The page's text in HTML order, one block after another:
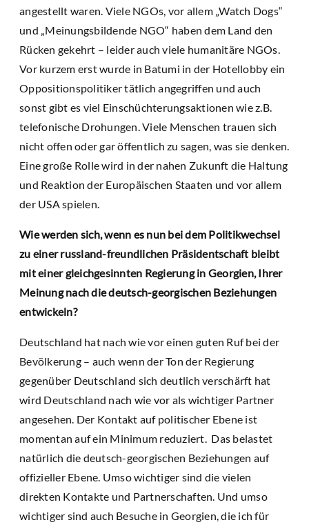
angestellt waren. Viele NGOs, vor allem „Watch Dogs“
und „Meinungsbildende NGO“ haben dem Land den
Rücken gekehrt – leider auch viele humanitäre NGOs.
Vor kurzem erst wurde in Batumi in der Hotellobby ein
Oppositionspolitiker tätlich angegriffen und auch
sonst gibt es viel Einschüchterungsaktionen wie z.B.
telefonische Drohungen. Viele Menschen trauen sich
nicht offen oder gar öffentlich zu sagen, was sie denken.
Eine große Rolle wird in der nahen Zukunft die Haltung
und Reaktion der Europäischen Staaten und vor allem
der USA spielen.
Wie werden sich, wenn es nun bei dem Politikwechsel
zu einer russland-freundlichen Präsidentschaft bleibt
mit einer gleichgesinnten Regierung in Georgien, Ihrer
Meinung nach die deutsch-georgischen Beziehungen
entwickeln?
Deutschland hat nach wie vor einen guten Ruf bei der
Bevölkerung – auch wenn der Ton der Regierung
gegenüber Deutschland sich deutlich verschärft hat
wird Deutschland nach wie vor als wichtiger Partner
angesehen. Der Kontakt auf politischer Ebene ist
momentan auf ein Minimum reduziert. Das belastet
natürlich die deutsch-georgischen Beziehungen auf
offizieller Ebene. Umso wichtiger sind die vielen
direkten Kontakte und Partnerschaften. Und umso
wichtiger sind auch Besuche in Georgien, die ich für